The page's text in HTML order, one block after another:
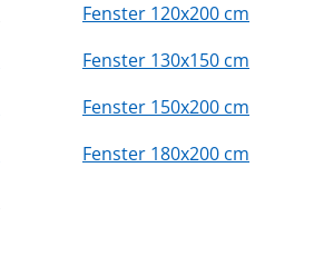
Fenster 120x200 cm
Fenster 130x150 cm
Fenster 150x200 cm
Fenster 180x200 cm